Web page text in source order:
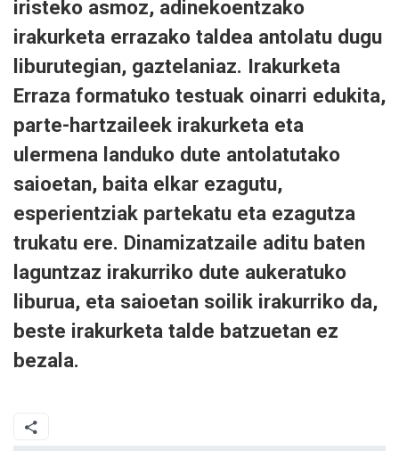
iristeko asmoz, adinekoentzako
irakurketa errazako taldea antolatu dugu
liburutegian, gaztelaniaz. Irakurketa
Erraza formatuko testuak oinarri edukita,
parte-hartzaileek irakurketa eta
ulermena landuko dute antolatutako
saioetan, baita elkar ezagutu,
esperientziak partekatu eta ezagutza
trukatu ere. Dinamizatzaile aditu baten
laguntzaz irakurriko dute aukeratuko
liburua, eta saioetan soilik irakurriko da,
beste irakurketa talde batzuetan ez
bezala.